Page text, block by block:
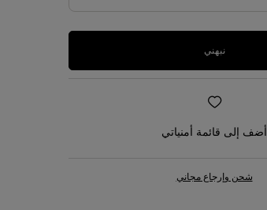
نبهني
أضف إلى قائمة أمنياتي
شحن وإرجاع مجاني